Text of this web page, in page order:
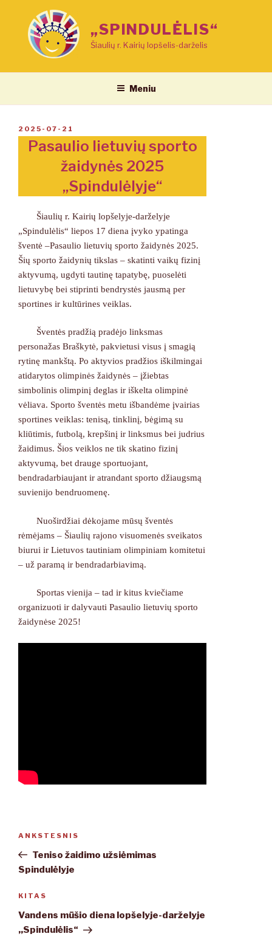
„SPINDULĖLIS“
Šiaulių r. Kairių lopšelis-darželis
Meniu
PASKELBTA
2025-07-21
Pasaulio lietuvių sporto
žaidynės 2025
„Spindulėlyje“
Šiaulių r. Kairių lopšelyje-darželyje
„Spindulėlis“ liepos 17 diena įvyko ypatinga
šventė –Pasaulio lietuvių sporto žaidynės 2025.
Šių sporto žaidynių tikslas – skatinti vaikų fizinį
aktyvumą, ugdyti tautinę tapatybę, puoselėti
lietuvybę bei stiprinti bendrystės jausmą per
sportines ir kultūrines veiklas.
Šventės pradžią pradėjo linksmas
personažas Braškytė, pakvietusi visus į smagią
rytinę mankštą. Po aktyvios pradžios iškilmingai
atidarytos olimpinės žaidynės – įžiebtas
simbolinis olimpinį deglas ir iškelta olimpinė
vėliava. Sporto šventės metu išbandėme įvairias
sportines veiklas: tenisą, tinklinį, bėgimą su
kliūtimis, futbolą, krepšinį ir linksmus bei judrius
žaidimus. Šios veiklos ne tik skatino fizinį
aktyvumą, bet drauge sportuojant,
bendradarbiaujant ir atrandant sporto džiaugsmą
suvienijo bendruomenę.
Nuoširdžiai dėkojame mūsų šventės
rėmėjams – Šiaulių rajono visuomenės sveikatos
biurui ir Lietuvos tautiniam olimpiniam komitetui
– už paramą ir bendradarbiavimą.
Sportas vienija – tad ir kitus kviečiame
organizuoti ir dalyvauti Pasaulio lietuvių sporto
žaidynėse 2025!
įrašų
Ankstesnis
įrašas
ANKSTESNIS
Teniso žaidimo užsiėmimas
Spindulėlyje
Kitas
įrašas
KITAS
Vandens mūšio diena lopšelyje-darželyje
,,Spindulėlis“